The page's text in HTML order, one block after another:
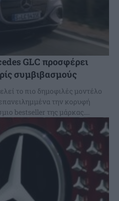
GLC προσφέρει
συμβιβασμούς
το πιο δημοφιλές μοντέλο
την κορυφή
bestseller της μάρκας....